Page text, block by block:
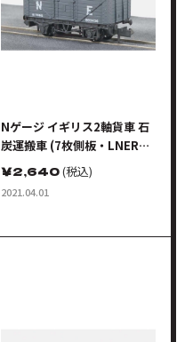
Nゲージ イギリス2軸貨車 石
炭運搬車 (7枚側板・LNER・
グレイ)
￥2,640(税込)
2021.04.01